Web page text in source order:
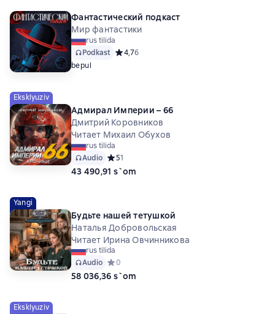
Фантастический подкаст
Мир фантастики
rus tilida
Podkast Средний рейтинг 4,7 на основе 6 оценок
4,76
bepul
Eksklyuziv
Адмирал Империи – 66
Дмитрий Коровников
Читает Михаил Обухов
rus tilida
Audio Средний рейтинг 5 на основе 1 оценок
51
43 490,91 s`om
Yangi
Будьте нашей тетушкой
Наталья Добровольская
Читает Ирина Овчинникова
rus tilida
Audio Средний рейтинг 0 на основе 0 оценок
0
58 036,36 s`om
Eksklyuziv